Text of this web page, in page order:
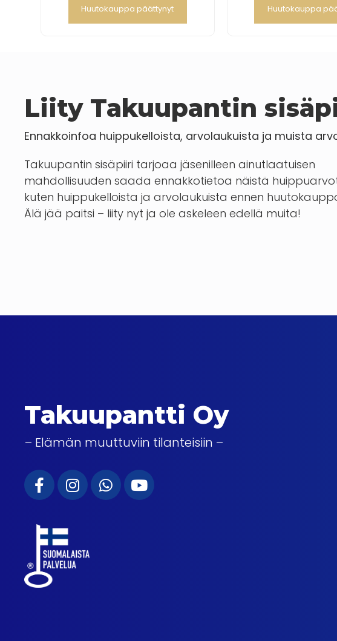
Huutokauppa päättynyt Huutokauppa
Liity Takuupantin
Ennakkoinfoa huippukelloista, arvolaukuista ja muista
Takuupantin sisäpiiri tarjoaa jäsenilleen ainutlaatuisen
mahdollisuuden saada ennakkotietoa näistä
kuten huippukelloista ja arvolaukuista ennen
Älä jää paitsi – liity nyt ja ole askeleen edellä muita!
Takuupantti Oy
– Elämän muuttuviin tilanteisiin –